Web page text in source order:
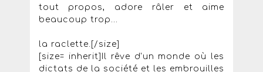
tout propos, adore râler et aime
beaucoup trop...
la raclette.[/size]
[size= inherit]Il rêve d'un monde où les
dictats de la société et les embrouilles